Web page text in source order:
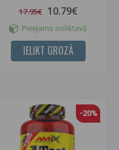
17.95€ 10.79€
Pieejams noliktavā
IELIKT GROZĀ
-20%